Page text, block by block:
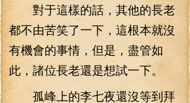
對于這樣的話，其他的長老
都不由苦笑了一下，這根本就沒
有機會的事情，但是，盡管如
此，諸位長老還是想試一下。
孤峰上的李七夜還沒等到拜